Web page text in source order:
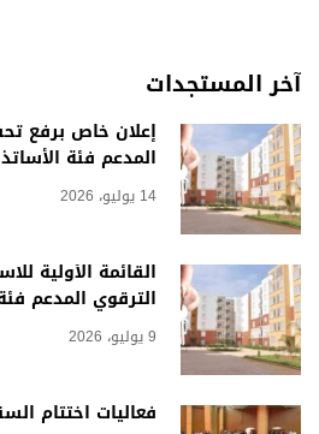
آخر المستجدات
إعلان خاص برفع
المدعم فئة
14 يوليو، 2026
القائمة الأولية
الترقوي المدعم
9 يوليو، 2026
فعاليات اختتام السنة